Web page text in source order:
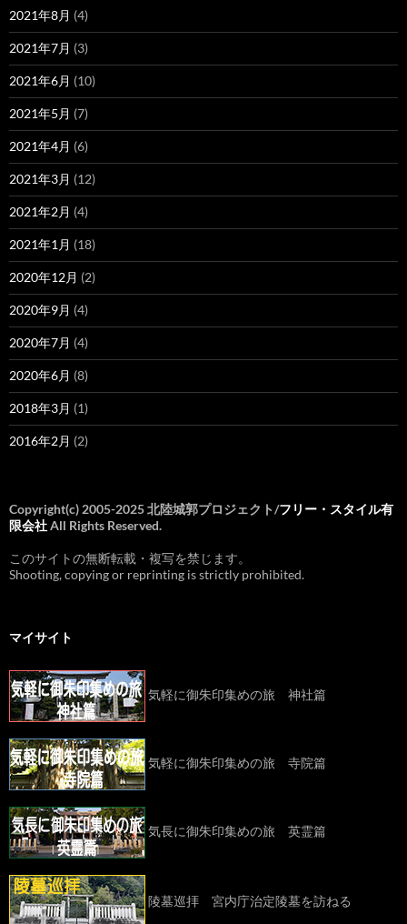
2021年8月 (4)
2021年7月 (3)
2021年6月 (10)
2021年5月 (7)
2021年4月 (6)
2021年3月 (12)
2021年2月 (4)
2021年1月 (18)
2020年12月 (2)
2020年9月 (4)
2020年7月 (4)
2020年6月 (8)
2018年3月 (1)
2016年2月 (2)
Copyright(c) 2005-2025 北陸城郭プロジェクト/フリー・スタイル有
限会社All Rights Reserved.
このサイトの無断転載・複写を禁じます。
Shooting, copying or reprinting is strictly prohibited.
マイサイト
気軽に御朱印集めの旅 神社篇
気軽に御朱印集めの旅 寺院篇
気長に御朱印集めの旅 英霊篇
陵墓巡拝 宮内庁治定陵墓を訪ねる